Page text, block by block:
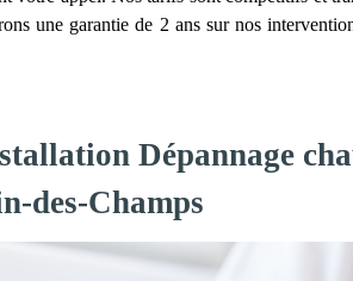
une garantie de 2 ans sur nos
Dépannage
des-Champs